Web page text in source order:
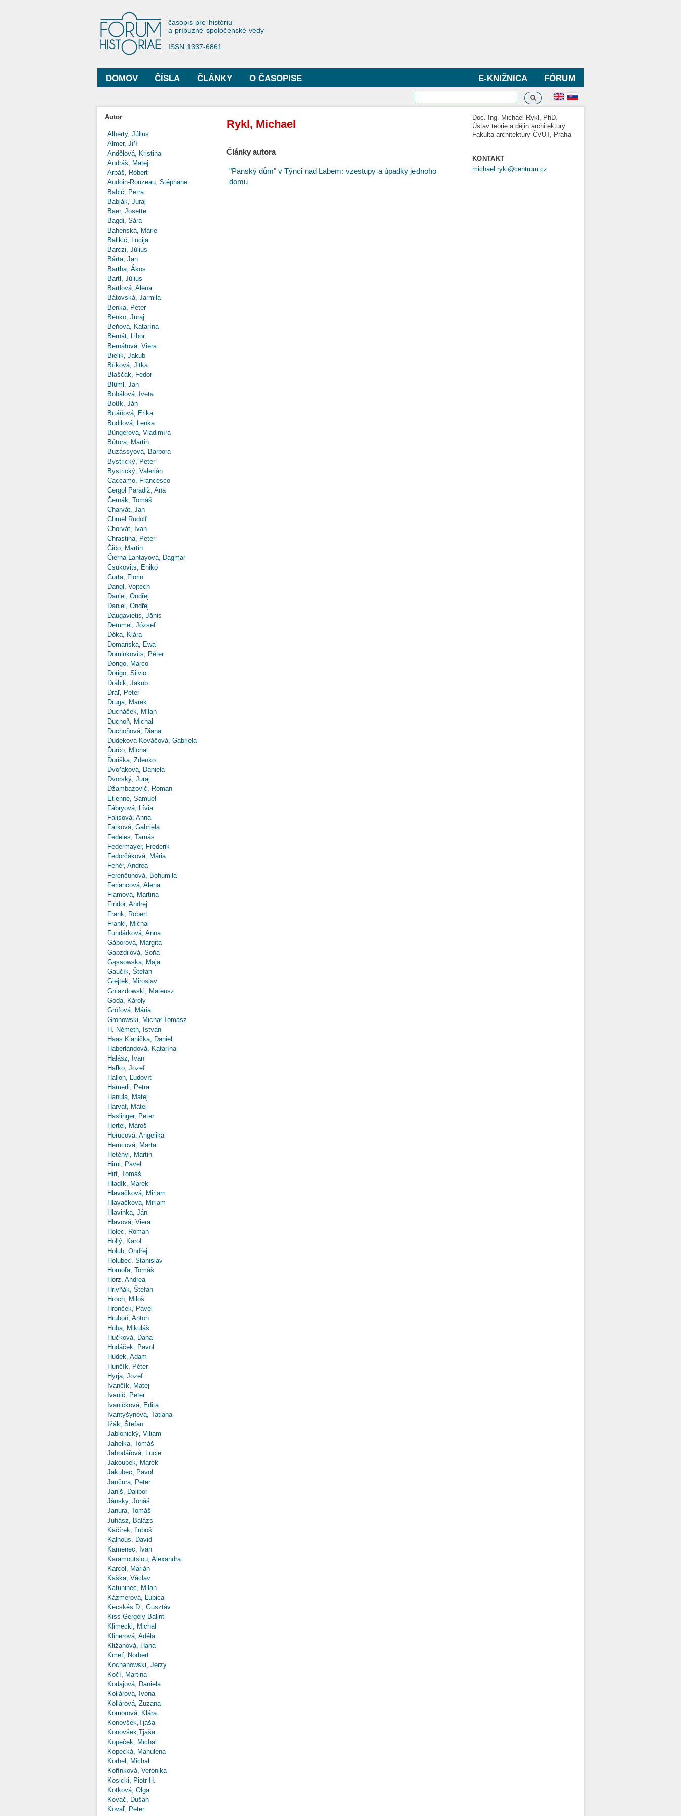
Forum Historiae
časopis pre históriu
a príbuzné spoločenské vedy
ISSN 1337-6861
Hlavné menu
DOMOV ČÍSLA ČLÁNKY FÓRUM
E-KNIŽNICA
O ČASOPISE
Vyhľadávanie
Vyhľadávanie
Autor
Alberty, Július
Almer, Jiří
Andělová, Kristina
Andráš, Matej
Arpáš, Róbert
Audoin-Rouzeau, Stéphane
Babić, Petra
Babják, Juraj
Baer, Josette
Bagdi, Sára
Bahenská, Marie
Balikić, Lucija
Barczi, Július
Bárta, Jan
Bartha, Ákos
Bartl, Július
Bartlová, Alena
Bátovská, Jarmila
Benka, Peter
Benko, Juraj
Beňová, Katarína
Bernát, Libor
Bernátová, Viera
Bielik, Jakub
Bílková, Jitka
Blaščák, Fedor
Blüml, Jan
Bohálová, Iveta
Botík, Ján
Brtáňová, Erika
Budilová, Lenka
Büngerová, Vladimíra
Bútora, Martin
Buzássyová, Barbora
Bystrický, Peter
Bystrický, Valerián
Caccamo, Francesco
Cergol Paradiž, Ana
Černák, Tomáš
Charvát, Jan
Chmel Rudolf
Chorvát, Ivan
Chrastina, Peter
Čičo, Martin
Čierna-Lantayová, Dagmar
Csukovits, Enikő
Curta, Florin
Dangl, Vojtech
Daniel, Ondřej
Daniel, Ondřej
Daugavietis, Jānis
Demmel, József
Dóka, Klára
Domańska, Ewa
Dominkovits, Péter
Dorigo, Marco
Dorigo, Silvio
Drábik, Jakub
Dráľ, Peter
Druga, Marek
Ducháček, Milan
Duchoň, Michal
Duchoňová, Diana
Dudeková Kováčová, Gabriela
Ďurčo, Michal
Ďuriška, Zdenko
Dvořáková, Daniela
Dvorský, Juraj
Džambazovič, Roman
Etienne, Samuel
Fábryová, Lívia
Falisová, Anna
Fatková, Gabriela
Fedeles, Tamás
Federmayer, Frederik
Fedorčáková, Mária
Fehér, Andrea
Ferenčuhová, Bohumila
Feriancová, Alena
Fiamová, Martina
Findor, Andrej
Frank, Robert
Frankl, Michal
Fundárková, Anna
Gáborová, Margita
Gabzdilová, Soňa
Gąssowska, Maja
Gaučík, Štefan
Glejtek, Miroslav
Gniazdowski, Mateusz
Goda, Károly
Grófová, Mária
Gronowski, Michał Tomasz
H. Németh, István
Haas Kianička, Daniel
Haberlandová, Katarína
Halász, Ivan
Haľko, Jozef
Hallon, Ľudovít
Hamerli, Petra
Hanula, Matej
Harvát, Matej
Haslinger, Peter
Hertel, Maroš
Herucová, Angelika
Herucová, Marta
Hetényi, Martin
Himl, Pavel
Hirt, Tomáš
Hladík, Marek
Hlavačková, Miriam
Hlavačková, Miriam
Hlavinka, Ján
Hlavová, Viera
Holec, Roman
Hollý, Karol
Holub, Ondřej
Holubec, Stanislav
Homoľa, Tomáš
Horz, Andrea
Hrivňák, Štefan
Hroch, Miloš
Hronček, Pavel
Hruboň, Anton
Huba, Mikuláš
Hučková, Dana
Hudáček, Pavol
Hudek, Adam
Hunčík, Péter
Hyrja, Jozef
Ivančík, Matej
Ivanič, Peter
Ivaničková, Edita
Ivantyšynová, Tatiana
Ižák, Štefan
Jablonický, Viliam
Jahelka, Tomáš
Jahodářová, Lucie
Jakoubek, Marek
Jakubec, Pavol
Jančura, Peter
Janiš, Dalibor
Jánsky, Jonáš
Janura, Tomáš
Juhász, Balázs
Kačírek, Ľuboš
Kalhous, David
Kamenec, Ivan
Karamoutsiou, Alexandra
Karcol, Marián
Kaška, Václav
Katuninec, Milan
Kázmerová, Ľubica
Kecskés D., Gusztáv
Kiss Gergely Bálint
Klimecki, Michal
Klinerová, Adéla
Kližanová, Hana
Kmeť, Norbert
Kochanowski, Jerzy
Kočí, Martina
Kodajová, Daniela
Kollárová, Ivona
Kollárová, Zuzana
Komorová, Klára
Konovšek,Tjaša
Konovšek,Tjaša
Kopeček, Michal
Kopecká, Mahulena
Korhel, Michal
Kořínková, Veronika
Kosicki, Piotr H.
Kotková, Olga
Kováč, Dušan
Kovaľ, Peter
Rykl, Michael
Články autora
"Panský dům" v Týnci nad Labem: vzestupy a úpadky jednoho
domu
Doc. Ing. Michael Rykl, PhD.
Ústav teorie a dějin architektury
Fakulta architektury ČVUT, Praha
KONTAKT
michael.rykl@centrum.cz